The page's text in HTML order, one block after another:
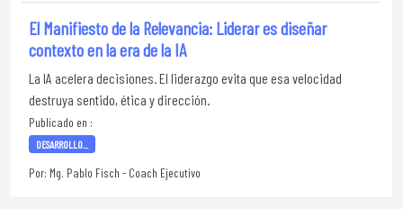
El Manifiesto de la Relevancia: Liderar es diseñar
contexto en la era de la IA
La IA acelera decisiones. El liderazgo evita que esa velocidad
destruya sentido, ética y dirección.
Publicado en :
DESARROLLO...
Por: Mg. Pablo Fisch - Coach Ejecutivo